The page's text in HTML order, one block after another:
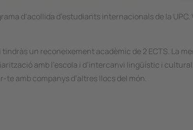
d’acollida d’estudiants internacionals de la UPC.
i tindràs un reconeixement acadèmic de 2 ECTS. La
amb l’escola i d’intercanvi lingüístic i
amb companys d’altres llocs del món.